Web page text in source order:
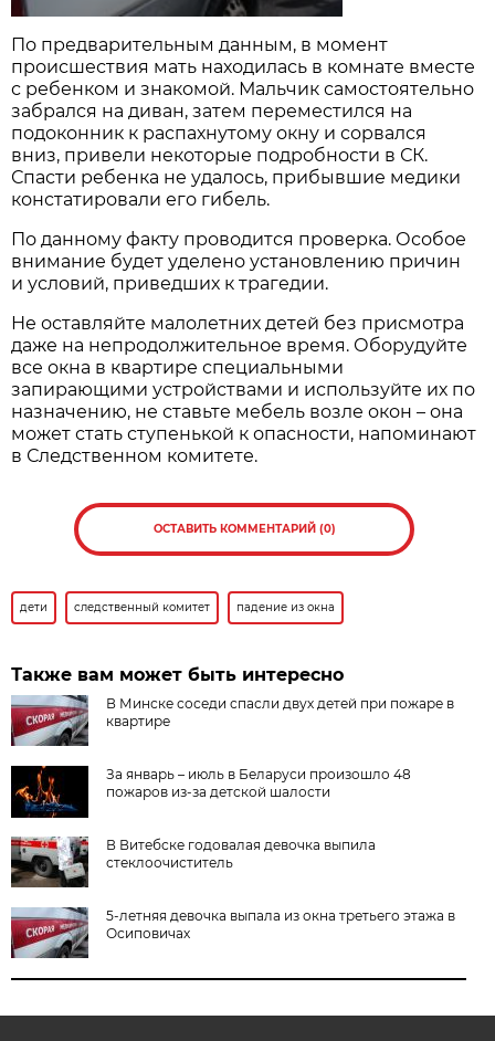
По предварительным данным, в момент
происшествия мать находилась в комнате вместе
с ребенком и знакомой. Мальчик самостоятельно
забрался на диван, затем переместился на
подоконник к распахнутому окну и сорвался
вниз, привели некоторые подробности в СК.
Спасти ребенка не удалось, прибывшие медики
констатировали его гибель.
По данному факту проводится проверка. Особое
внимание будет уделено установлению причин
и условий, приведших к трагедии.
Не оставляйте малолетних детей без присмотра
даже на непродолжительное время. Оборудуйте
все окна в квартире специальными
запирающими устройствами и используйте их по
назначению, не ставьте мебель возле окон – она
может стать ступенькой к опасности, напоминают
в Следственном комитете.
ОСТАВИТЬ КОММЕНТАРИЙ (0)
дети следственный комитет падение из окна
Также вам может быть интересно
В Минске соседи спасли двух детей при пожаре в
квартире
За январь – июль в Беларуси произошло 48
пожаров из-за детской шалости
В Витебске годовалая девочка выпила
стеклоочиститель
5-летняя девочка выпала из окна третьего этажа в
Осиповичах